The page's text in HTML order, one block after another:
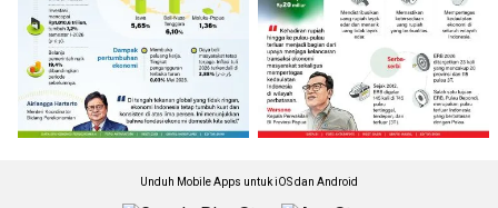
Unduh Mobile Apps untuk iOS dan Android